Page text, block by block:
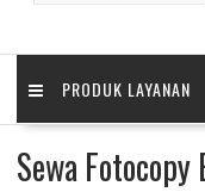
PRODUK LAYANAN
Sewa